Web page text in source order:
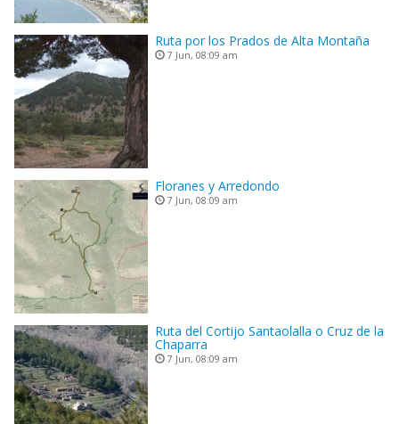
Ruta por los Prados de Alta Montaña
7 Jun, 08:09 am
Floranes y Arredondo
7 Jun, 08:09 am
Ruta del Cortijo Santaolalla o Cruz de la
Chaparra
7 Jun, 08:09 am